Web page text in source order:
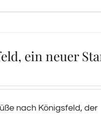
ein neuer
nach Königsfeld, der